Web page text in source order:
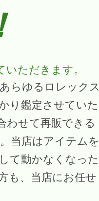
ただきます。
らゆるロレックス
り鑑定させていた
わせて再販できる
当店はアイテムを
て動かなくなった
も、当店にお任せ